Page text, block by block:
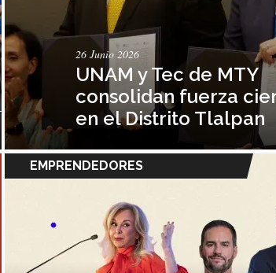
26 Junio 2026
UNAM y Tec de MTY
consolidan fuerza
en el Distrito Tlalpan
EMPRENDEDORES